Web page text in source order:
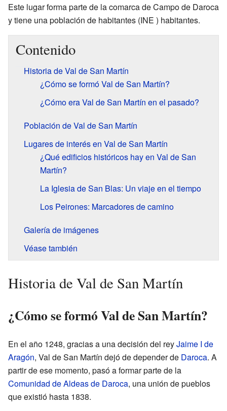
Este lugar forma parte de la comarca de Campo de Daroca
y tiene una población de habitantes (INE ) habitantes.
Contenido
Historia de Val de San Martín
¿Cómo se formó Val de San Martín?
¿Cómo era Val de San Martín en el pasado?
Población de Val de San Martín
Lugares de interés en Val de San Martín
¿Qué edificios históricos hay en Val de San
Martín?
La Iglesia de San Blas: Un viaje en el tiempo
Los Peirones: Marcadores de camino
Galería de imágenes
Véase también
Historia de Val de San Martín
¿Cómo se formó Val de San Martín?
En el año 1248, gracias a una decisión del reyJaime I de
Aragón, Val de San Martín dejó de depender de Daroca. A
partir de ese momento, pasó a formar parte de la
Comunidad de Aldeas de Daroca, una unión de pueblos
que existió hasta 1838.